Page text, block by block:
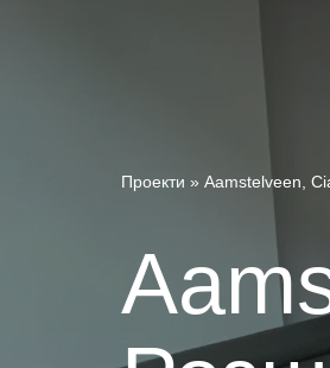
МАЛЮВАТИ
СИСТЕМА
Проекти » Aamstelveen,